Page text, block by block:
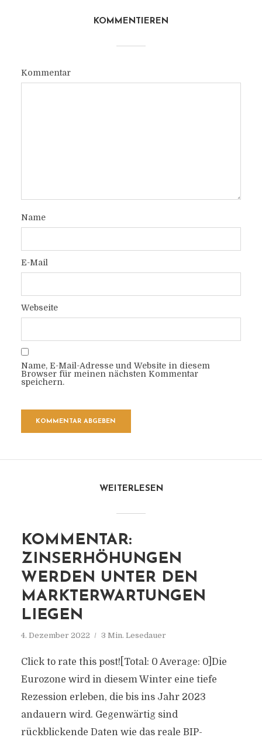
KOMMENTIEREN
Kommentar
Name
E-Mail
Webseite
Name, E-Mail-Adresse und Website in diesem
Browser für meinen nächsten Kommentar
speichern.
WEITERLESEN
KOMMENTAR:
ZINSERHÖHUNGEN
WERDEN UNTER DEN
MARKTERWARTUNGEN
LIEGEN
4. Dezember 2022 3 Min. Lesedauer
Click to rate this post![Total: 0 Average: 0]Die
Eurozone wird in diesem Winter eine tiefe
Rezession erleben, die bis ins Jahr 2023
andauern wird. Gegenwärtig sind
rückblickende Daten wie das reale BIP-